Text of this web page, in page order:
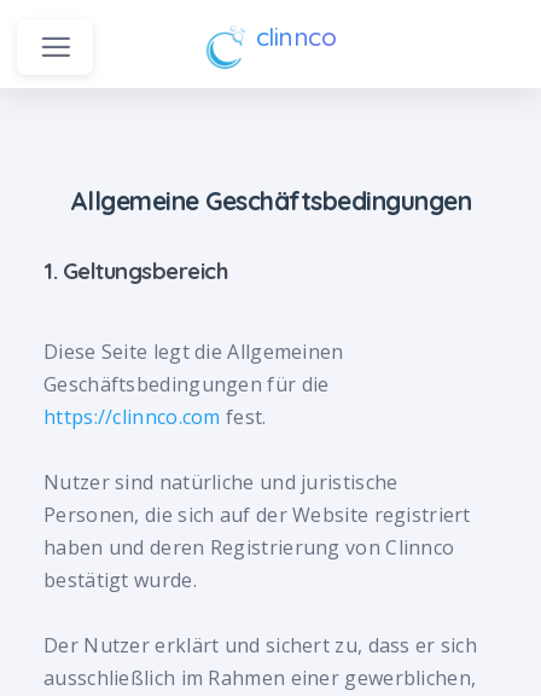
clinnco
Allgemeine Geschäftsbedingungen
1. Geltungsbereich
Diese Seite legt die Allgemeinen
Geschäftsbedingungen für die
https://clinnco.com fest.
Nutzer sind natürliche und juristische
Personen, die sich auf der Website registriert
haben und deren Registrierung von Clinnco
bestätigt wurde.
Der Nutzer erklärt und sichert zu, dass er sich
ausschließlich im Rahmen einer gewerblichen,